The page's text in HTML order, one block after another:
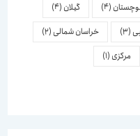
(4) گیلان(4)
خراسان شمالی(2)
مرکزی(1)